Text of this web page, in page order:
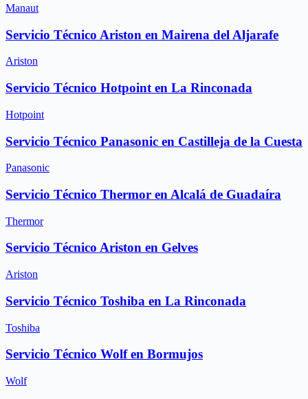
Manaut
Servicio Técnico Ariston en Mairena del Aljarafe
Ariston
Servicio Técnico Hotpoint en La Rinconada
Hotpoint
Servicio Técnico Panasonic en Castilleja de la Cuesta
Panasonic
Servicio Técnico Thermor en Alcalá de Guadaíra
Thermor
Servicio Técnico Ariston en Gelves
Ariston
Servicio Técnico Toshiba en La Rinconada
Toshiba
Servicio Técnico Wolf en Bormujos
Wolf